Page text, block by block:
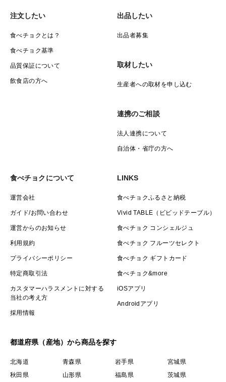
注文したい
食べチョクとは？
食べチョク基準
品質保証について
飲食店の方へ
出品したい
出品者募集
取材したい
生産者への取材を申し込む
連携のご相談
法人連携について
自治体・省庁の方へ
食べチョクについて
運営会社
ガイド/お問い合わせ
運営からのお知らせ
利用規約
プライバシーポリシー
特定商取引法
カスタマーハラスメントに対する
当社の考え方
採用情報
LINKS
食べチョクふるさと納税
Vivid TABLE（ビビッドテーブル）
食べチョク コンシェルジュ
食べチョク フルーツセレクト
食べチョク ギフトカード
食べチョク&more
iOSアプリ
Androidアプリ
都道府県（産地）から商品を探す
北海道 青森県 岩手県
宮城県
秋田県
山形県 福島県
茨城県